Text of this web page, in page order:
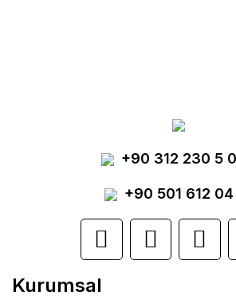
Yorum Yaz
Ürün resmi kalitesiz, bozuk
görüntülenemiyor.
Ürün açıklamasında eksik
Ürün bilgilerinde hatalar
Ürün fiyatı diğer sitelerden
+90 312 230 5
+90 501 612 04
Kurumsal